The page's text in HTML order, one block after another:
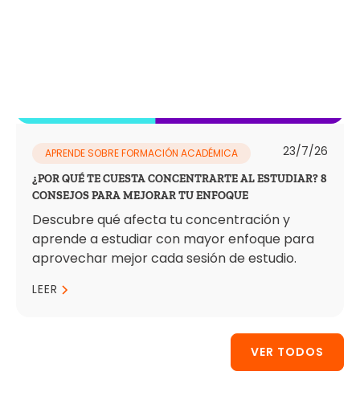
APRENDE SOBRE FORMACIÓN ACADÉMICA 23/7/26
¿POR QUÉ TE CUESTA CONCENTRARTE AL ESTUDIAR? 8
CONSEJOS PARA MEJORAR TU ENFOQUE
Descubre qué afecta tu concentración y
aprende a estudiar con mayor enfoque para
aprovechar mejor cada sesión de estudio.
LEER
VER TODOS